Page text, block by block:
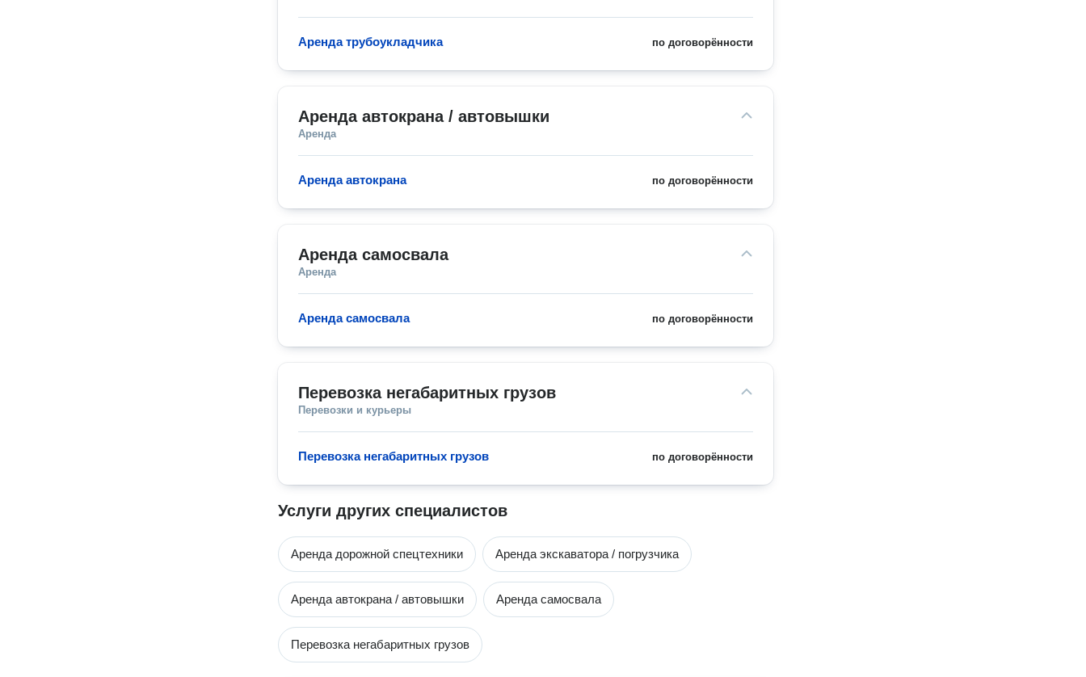
по договорённости
Аренда трубоукладчика
Аренда автокрана / автовышки
Аренда
по договорённости
Аренда автокрана
Аренда самосвала
Аренда
по договорённости
Аренда самосвала
Перевозка негабаритных грузов
Перевозки и курьеры
по договорённости
Перевозка негабаритных грузов
Услуги других специалистов
Аренда дорожной спецтехники Аренда экскаватора / погрузчика
Аренда автокрана / автовышки Аренда самосвала
Перевозка негабаритных грузов